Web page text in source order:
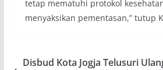
tetap mematuhi protokol
menyaksikan pementasan,” tutup
Disbud Kota Jogja Telusuri